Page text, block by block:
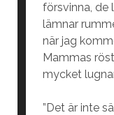
försvinna, de
lämnar
när jag
Mammas
mycket
”Det är inte